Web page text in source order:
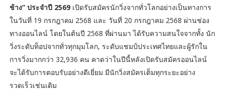
ช้าง” ประจำปี 2569เปิดรับสมัครนักวิ่งจากทั่วโลกอย่างเป็นทางการ
ในวันที่ 19 กรกฎาคม 2568 และ วันที่ 20 กรกฎาคม 2568 ผ่านช่อง
ทางออนไลน์ โดยในต้นปี 2568 ที่ผ่านมา ได้รับความสนใจจากทั้ง นัก
วิ่งระดับท็อปจากทั่วทุกมุมโลก, ระดับแชมป์ประเทศไทยและผู้รักใน
การวิ่งมากกว่า 32,936 คน คาดว่าในปีนี้หลังเปิดรับสมัครออนไลน์
จะได้รับการตอบรับอย่างดีเยี่ยม มีนักวิ่งสมัครเต็มทุกระยะอย่าง
รวดเร็วเช่นเดิม